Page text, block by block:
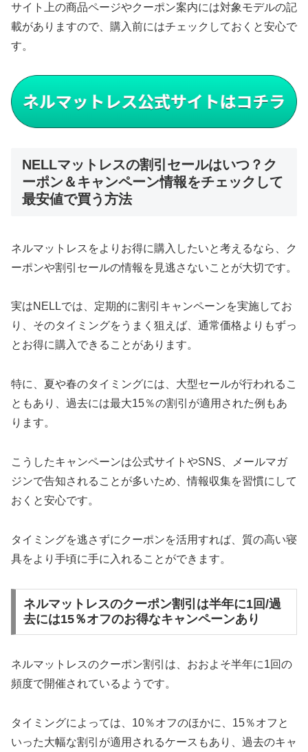
サイト上の商品ページやクーポン案内には対象モデルの記
載がありますので、購入前にはチェックしておくと安心で
す。
NELLマットレスの割引セールはいつ？ク
ーポン＆キャンペーン情報をチェックして
最安値で買う方法
ネルマットレスをよりお得に購入したいと考えるなら、ク
ーポンや割引セールの情報を見逃さないことが大切です。
実はNELLでは、定期的に割引キャンペーンを実施してお
り、そのタイミングをうまく狙えば、通常価格よりもずっ
とお得に購入できることがあります。
特に、夏や春のタイミングには、大型セールが行われるこ
ともあり、過去には最大15％の割引が適用された例もあ
ります。
こうしたキャンペーンは公式サイトやSNS、メールマガ
ジンで告知されることが多いため、情報収集を習慣にして
おくと安心です。
タイミングを逃さずにクーポンを活用すれば、質の高い寝
具をより手頃に手に入れることができます。
ネルマットレスのクーポン割引は半年に1回/過
去には15％オフのお得なキャンペーンあり
ネルマットレスのクーポン割引は、おおよそ半年に1回の
頻度で開催されているようです。
タイミングによっては、10％オフのほかに、15％オフと
いった大幅な割引が適用されるケースもあり、過去のキャ